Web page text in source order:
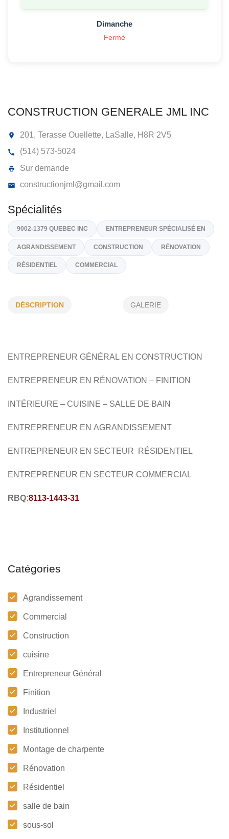
CONSTRUCTION GENERALE JML INC
201, Terasse Ouellette, LaSalle,
(514) 573-5024
Sur demande
constructionjml@gmail.com
RÉSIDENTIEL COMMERCIAL
DÉSCRIPTION GALERIE
ENTREPRENEUR GÉNÉRAL EN CONSTRUCTION
ENTREPRENEUR EN RÉNOVATION – FINITION
NTÉRIEURE – CUISINE – SALLE DE BAIN
ENTREPRENEUR EN AGRANDISSEMENT
ENTREPRENEUR EN SECTEUR RÉSIDENTIEL
ENTREPRENEUR EN SECTEUR COMMERCIAL
RBQ:8113-1443-31
Catégories
Agrandissement
Commercial
Construction
cuisine
Entrepreneur Général
Finition
Industriel
Institutionnel
Montage de charpente
Rénovation
Résidentiel
salle de bain
sous-sol
Dimanche
Fermé